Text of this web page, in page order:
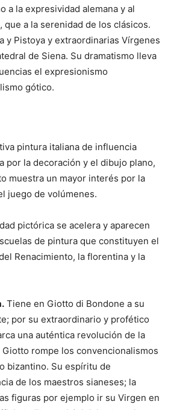
a la expresividad alemana y al
a la serenidad de los clásicos.
y Pistoya y extraordinarias Vírgenes
de Siena. Su dramatismo lleva
el expresionismo
gótico.
pintura italiana de influencia
por la decoración y el dibujo plano,
muestra un mayor interés por la
juego de volúmenes.
pictórica se acelera y aparecen
de pintura que constituyen el
Renacimiento, la florentina y la
Tiene en Giotto di Bondone a su
por su extraordinario y profético
una auténtica revolución de la
rompe los convencionalismos
bizantino. Su espíritu de
de los maestros sianeses; la
figuras por ejemplo ir su Virgen en